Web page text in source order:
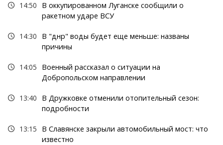
14:50
В оккупированном Луганске сообщили о
ракетном ударе ВСУ
14:30
В "днр" воды будет еще меньше: названы
причины
14:05
Военный рассказал о ситуации на
Добропольском направлении
13:40
В Дружковке отменили отопительный сезон:
подробности
13:15
В Славянске закрыли автомобильный мост: что
известно